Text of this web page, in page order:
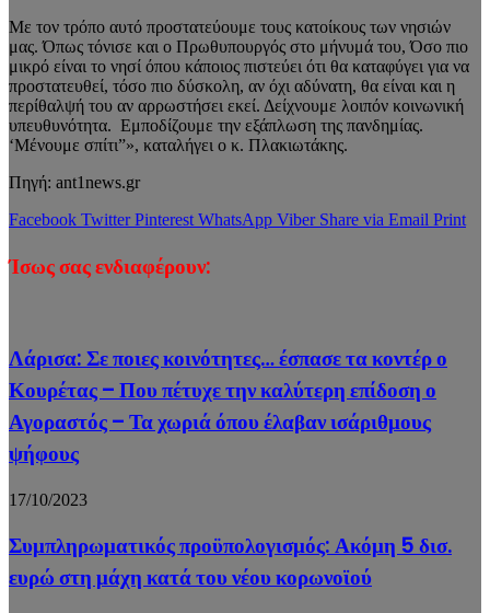
Με τον τρόπο αυτό προστατεύουμε τους κατοίκους των νησιών
μας. Όπως τόνισε και ο Πρωθυπουργός στο μήνυμά του, Όσο πιο
μικρό είναι το νησί όπου κάποιος πιστεύει ότι θα καταφύγει για να
προστατευθεί, τόσο πιο δύσκολη, αν όχι αδύνατη, θα είναι και η
περίθαλψή του αν αρρωστήσει εκεί. Δείχνουμε λοιπόν κοινωνική
υπευθυνότητα. Εμποδίζουμε την εξάπλωση της πανδημίας.
‘Μένουμε σπίτι”», καταλήγει ο κ. Πλακιωτάκης.
Πηγή: ant1news.gr
Facebook Twitter Pinterest WhatsApp Viber Share via Email Print
Ίσως σας ενδιαφέρουν:
Λάρισα: Σε ποιες κοινότητες… έσπασε τα κοντέρ ο
Κουρέτας – Που πέτυχε την καλύτερη επίδοση ο
Αγοραστός – Τα χωριά όπου έλαβαν ισάριθμους
ψήφους
17/10/2023
Συμπληρωματικός προϋπολογισμός: Ακόμη 5 δισ.
ευρώ στη μάχη κατά του νέου κορωνοϊού